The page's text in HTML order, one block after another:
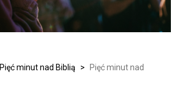
Pięć minut nad Biblią >
Pięć minut nad